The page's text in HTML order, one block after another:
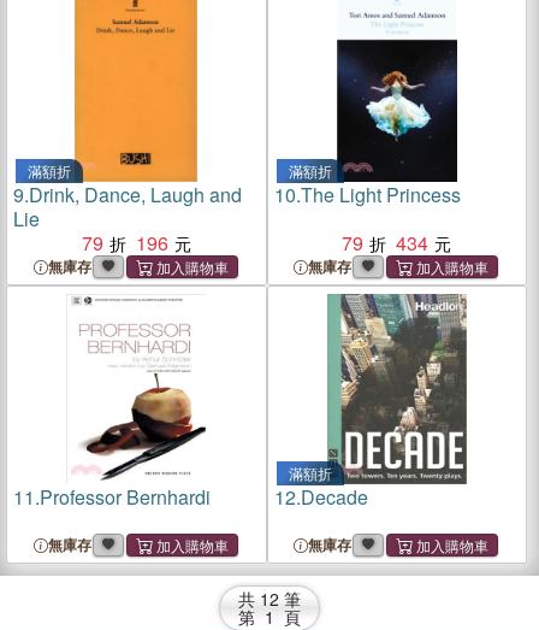
滿額折
9.Drink, Dance, Laugh and
Lie
79
196
無庫存
滿額折
10.The Light Princess
79
434
無庫存
11.Professor Bernhardi
無庫存
滿額折
12.Decade
無庫存
共 12 筆
第 1 頁